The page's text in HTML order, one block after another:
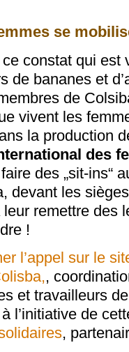
se
constat qui est
de bananes et
de
vivent les
la production
des
des „sit-ins“
devant les
leur remettre des
!
l’appel sur le
,
et travailleurs
l’initiative de
,